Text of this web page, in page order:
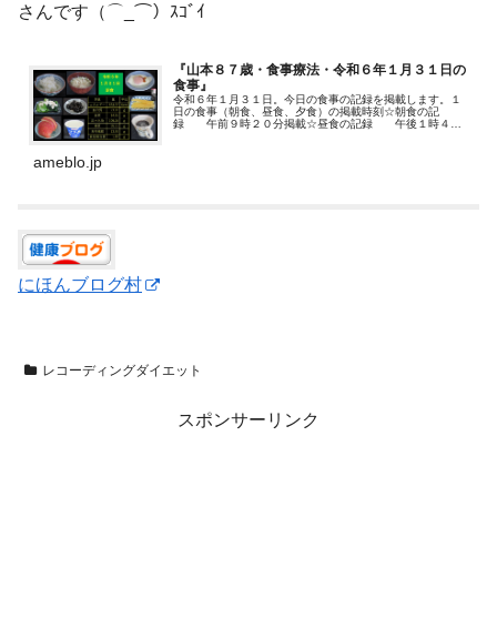
さんです（⌒_⌒）ｽｺﾞｲ
『山本８７歳・食事療法・令和６年１月３１日の
食事』
令和６年１月３１日。今日の食事の記録を掲載します。１
日の食事（朝食、昼食、夕食）の掲載時刻☆朝食の記
録 午前９時２０分掲載☆昼食の記録 午後１時４０
ameblo.jp
にほんブログ村
レコーディングダイエット
スポンサーリンク